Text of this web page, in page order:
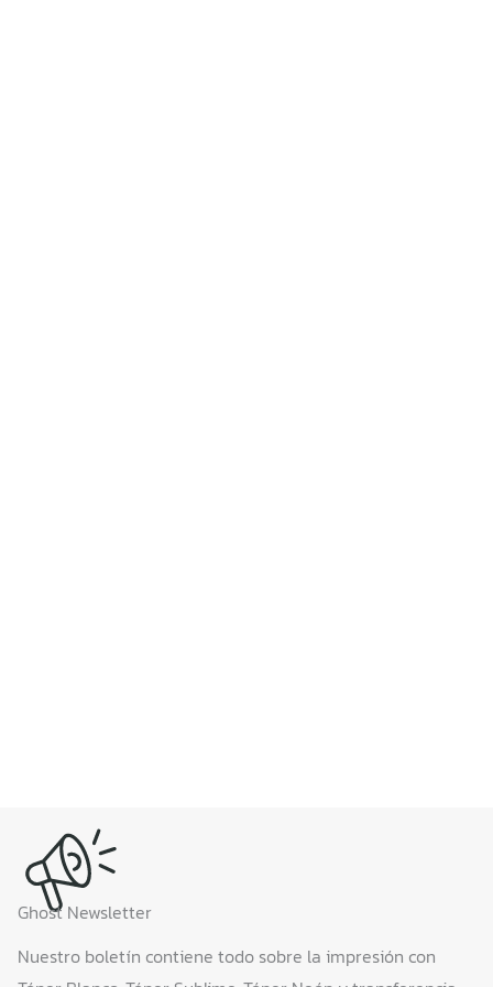
Ghost Newsletter
Nuestro boletín contiene todo sobre la impresión con